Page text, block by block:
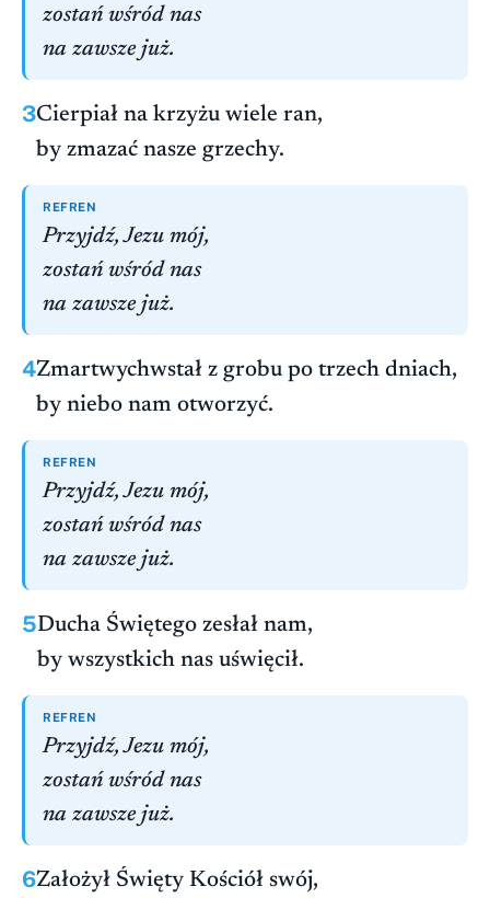
zostań wśród nas
na zawsze już.
3Cierpiał na krzyżu wiele ran,
by zmazać nasze grzechy.
REFREN
Przyjdź, Jezu mój,
zostań wśród nas
na zawsze już.
4Zmartwychwstał z grobu po trzech dniach,
by niebo nam otworzyć.
REFREN
Przyjdź, Jezu mój,
zostań wśród nas
na zawsze już.
5Ducha Świętego zesłał nam,
by wszystkich nas uświęcił.
REFREN
Przyjdź, Jezu mój,
zostań wśród nas
na zawsze już.
6Założył Święty Kościół swój,